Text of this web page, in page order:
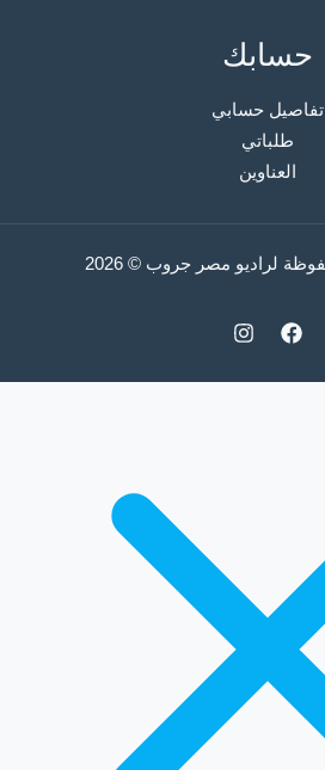
حسابك
تفاصيل حسابي
طلباتي
العناوين
لراديو مصر جروب © 2026